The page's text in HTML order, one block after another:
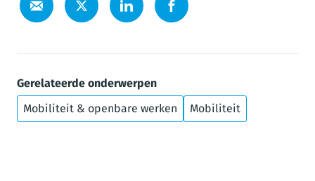
Gerelateerde onderwerpen
Mobiliteit & openbare werken
Mobiliteit